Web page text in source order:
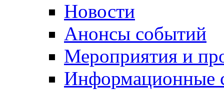
Новости
Анонсы событий
Мероприятия и
Информационные